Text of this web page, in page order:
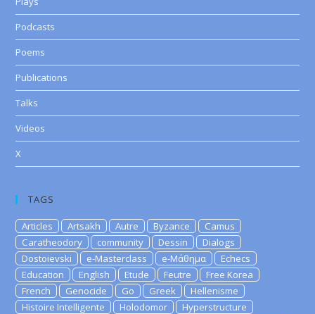
Podcasts
Poems
Publications
Talks
Videos
X
TAGS
Articles Artsakh Autre Byzance
Camus
Caratheodory
community Dessin
Dialogs
Dostoievski
e-Masterclass e-Μάθημα
Echecs
Education
English Etude Feutre
Free Korea
French
Genocide Go Greek
Hellenisme
Histoire Intelligente
Holodomor
Hyperstructure